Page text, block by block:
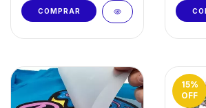
15%
OFF